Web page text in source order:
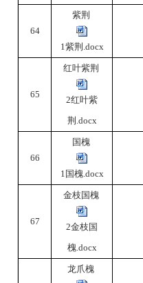
64
紫荆
1紫荆.docx
65
红叶紫荆
2红叶紫
荆.docx
66
国槐
1国槐.docx
67
金枝国槐
2金枝国
槐.docx
龙爪槐